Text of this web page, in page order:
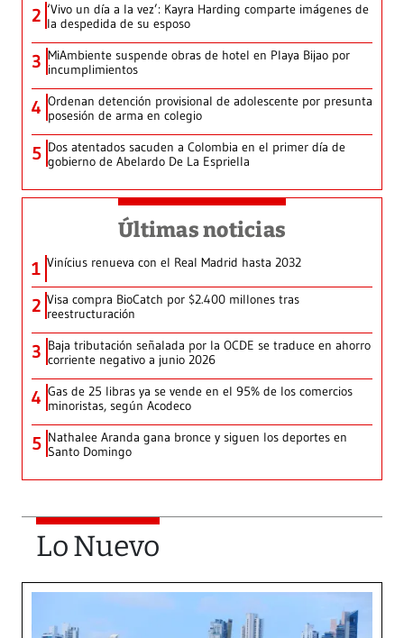
2 ‘Vivo un día a la vez’: Kayra Harding comparte imágenes de
la despedida de su esposo
3 MiAmbiente suspende obras de hotel en Playa Bijao por
incumplimientos
4 Ordenan detención provisional de adolescente por presunta
posesión de arma en colegio
5 Dos atentados sacuden a Colombia en el primer día de
gobierno de Abelardo De La Espriella
Últimas noticias
1 Vinícius renueva con el Real Madrid hasta 2032
2 Visa compra BioCatch por $2.400 millones tras
reestructuración
3 Baja tributación señalada por la OCDE se traduce en ahorro
corriente negativo a junio 2026
4 Gas de 25 libras ya se vende en el 95% de los comercios
minoristas, según Acodeco
5 Nathalee Aranda gana bronce y siguen los deportes en
Santo Domingo
Lo Nuevo